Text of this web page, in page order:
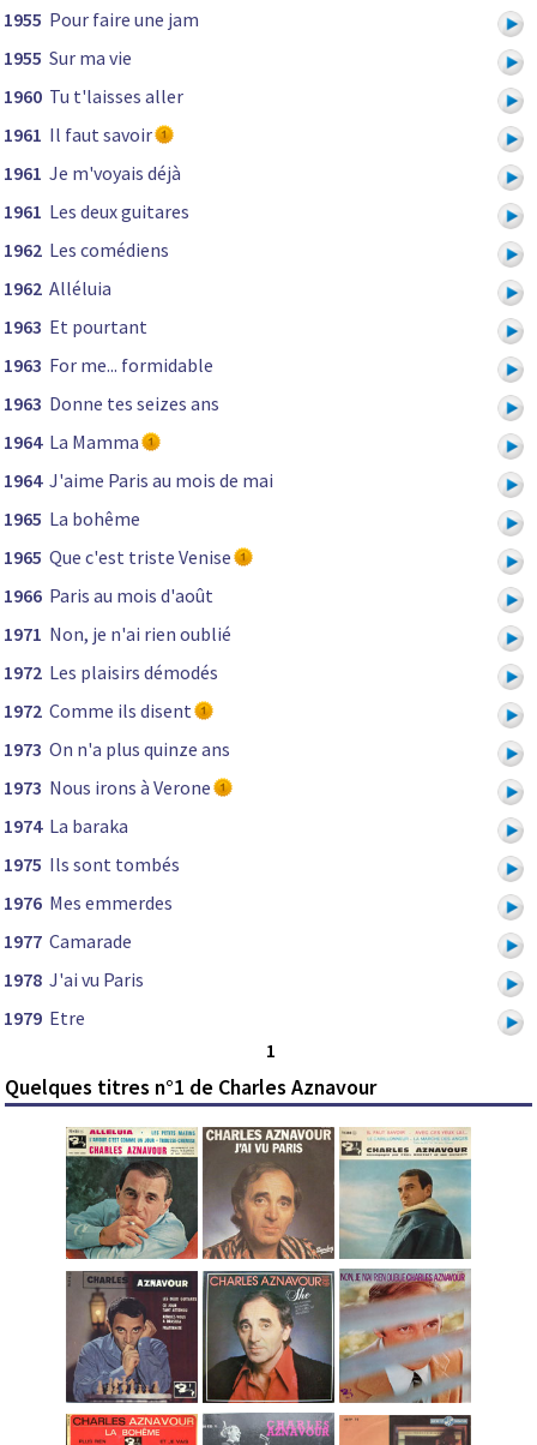
1955 Pour faire une jam
1955 Sur ma vie
1960 Tu t'laisses aller
1961 Il faut savoir
1961 Je m'voyais déjà
1961 Les deux guitares
1962 Les comédiens
1962 Alléluia
1963 Et pourtant
1963 For me... formidable
1963 Donne tes seizes ans
1964 La Mamma
1964 J'aime Paris au mois de mai
1965 La bohême
1965 Que c'est triste Venise
1966 Paris au mois d'août
1971 Non, je n'ai rien oublié
1972 Les plaisirs démodés
1972 Comme ils disent
1973 On n'a plus quinze ans
1973 Nous irons à Verone
1974 La baraka
1975 Ils sont tombés
1976 Mes emmerdes
1977 Camarade
1978 J'ai vu Paris
1979 Etre
1
Quelques titres n°1 de Charles Aznavour